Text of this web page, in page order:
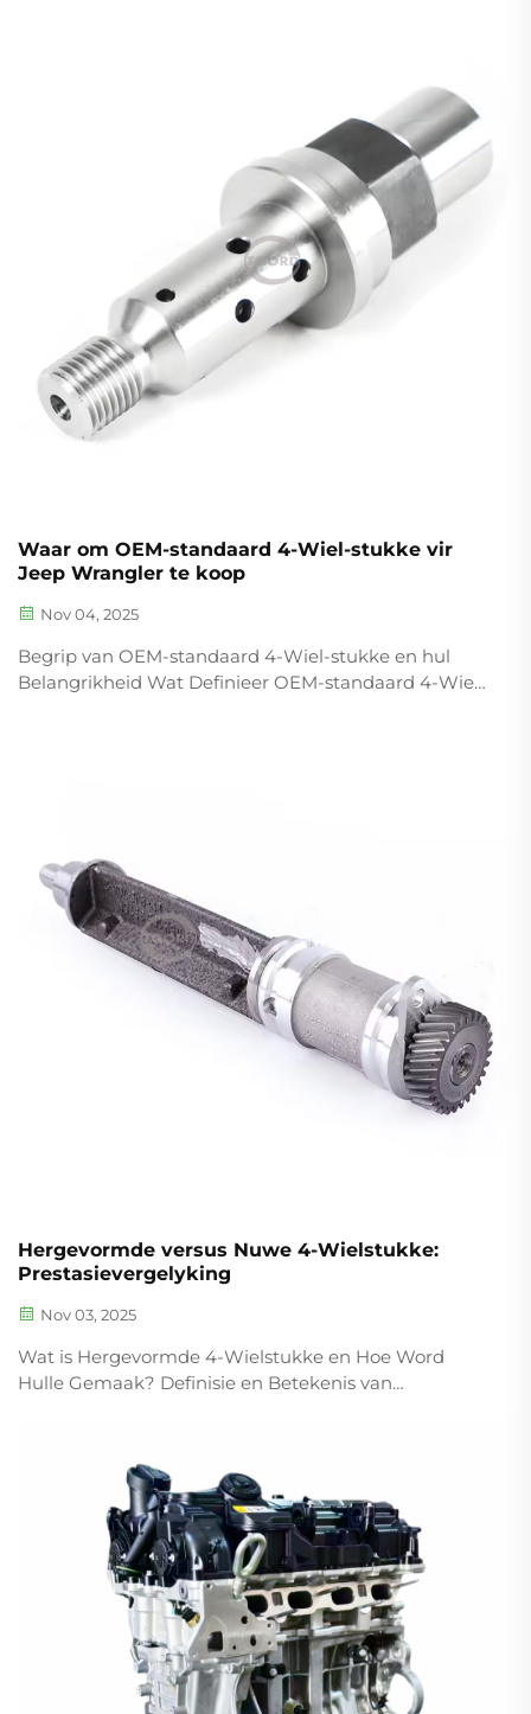
Waar om OEM-standaard 4-Wiel-stukke vir
Jeep Wrangler te koop
Nov 04, 2025
Begrip van OEM-standaard 4-Wiel-stukke en hul
Belangrikheid Wat Definieer OEM-standaard 4-Wiel-
Hergevormde versus Nuwe 4-Wielstukke:
Prestasievergelyking
Nov 03, 2025
Wat is Hergevormde 4-Wielstukke en Hoe Word
Hulle Gemaak? Definisie en Betekenis van
tweedehandse stukke nie. Hulle word eintlik
teruggebring na fabrieks...